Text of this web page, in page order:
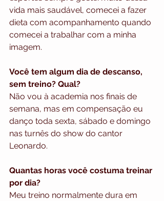
vida mais saudável, comecei a fazer
dieta com acompanhamento quando
comecei a trabalhar com a minha
imagem.
Você tem algum dia de descanso,
sem treino? Qual?
Não vou à academia nos finais de
semana, mas em compensação eu
danço toda sexta, sábado e domingo
nas turnês do show do cantor
Leonardo.
Quantas horas você costuma treinar
por dia?
Meu treino normalmente dura em